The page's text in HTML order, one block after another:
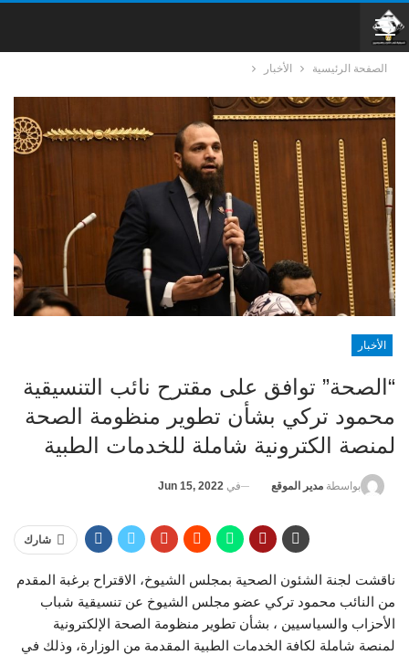
الصفحة الرئيسية الأخبار
الأخبار
“الصحة” توافق على مقترح نائب التنسيقية
محمود تركي بشأن تطوير منظومة الصحة
لمنصة الكترونية شاملة للخدمات الطبية
بواسطة مدير الموقع في Jun 15, 2022
شارك
ناقشت لجنة الشئون الصحية بمجلس الشيوخ، الاقتراح برغبة المقدم
من النائب محمود تركي عضو مجلس الشيوخ عن تنسيقية شباب
الأحزاب والسياسيين ، بشأن تطوير منظومة الصحة الإلكترونية
لمنصة شاملة لكافة الخدمات الطبية المقدمة من الوزارة، وذلك في